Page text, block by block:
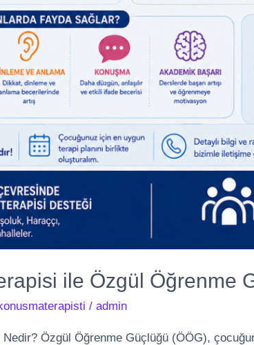
ile Özgül Öğrenme
/admin
Özgül Öğrenme Güçlüğü (ÖÖG),